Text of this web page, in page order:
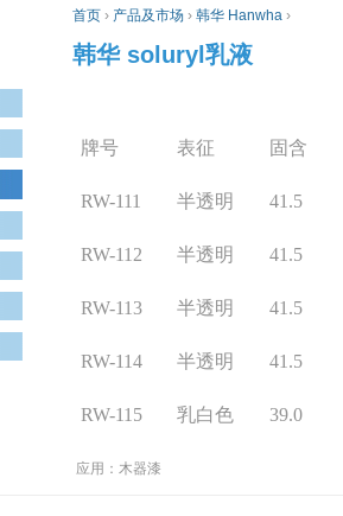
首页 › 产品及市场 › 韩华 Hanwha ›
韩华 soluryl乳液
牌号 表征 固含
RW-111 半透明 41.5
RW-112 半透明 41.5
RW-113 半透明 41.5
RW-114 半透明 41.5
RW-115 乳白色 39.0
应用：木器漆